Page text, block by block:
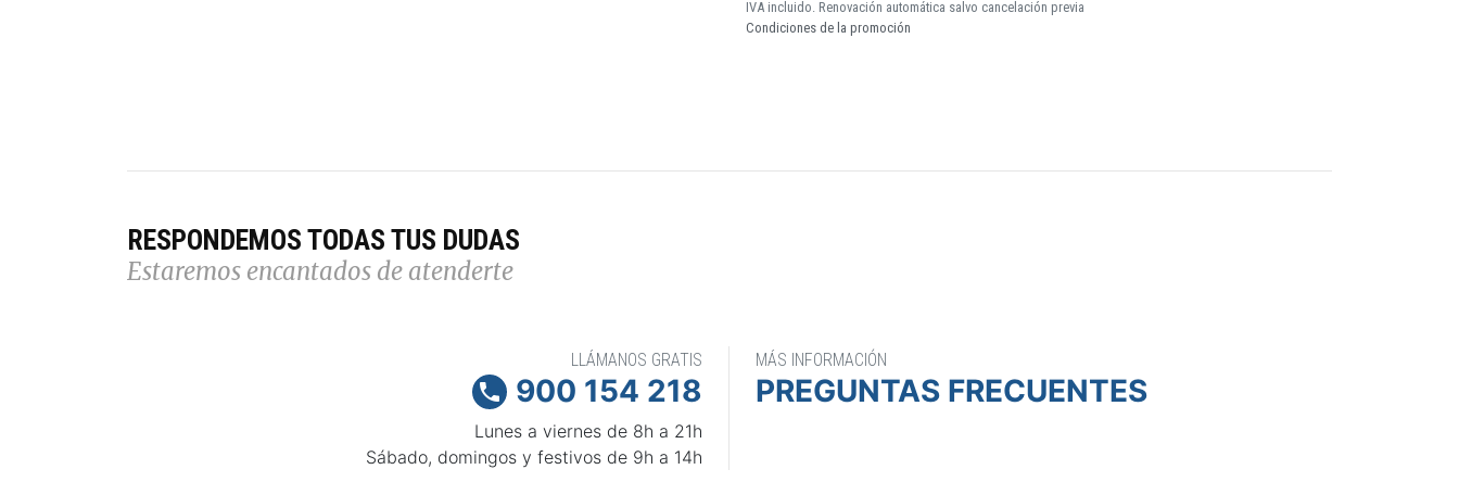
IVA incluido. Renovación automática salvo cancelación previa
Condiciones de la promoción
RESPONDEMOS TODAS TUS DUDAS
Estaremos encantados de atenderte
LLÁMANOS GRATIS
 900 154 218
Lunes a viernes de 8h a 21h
Sábado, domingos y festivos de 9h a 14h
MÁS INFORMACIÓN
PREGUNTAS FRECUENTES